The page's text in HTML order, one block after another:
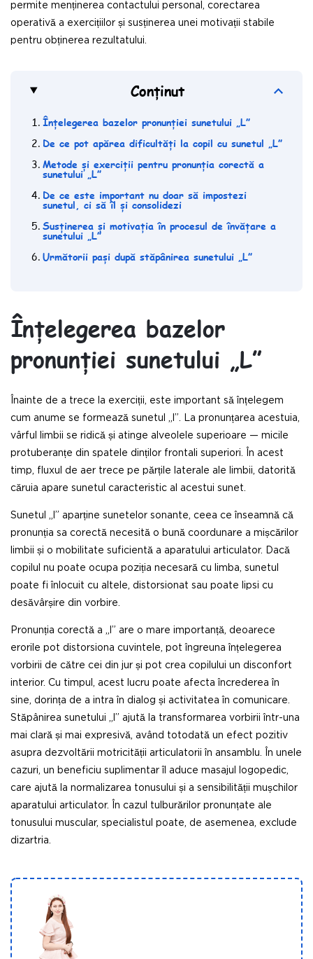
permite menținerea contactului personal, corectarea
operativă a exercițiilor și susținerea unei motivații stabile
pentru obținerea rezultatului.
Conținut
Înțelegerea bazelor pronunției sunetului „L”
De ce pot apărea dificultăți la copil cu sunetul „L”
Metode și exerciții pentru pronunția corectă a
sunetului „L”
De ce este important nu doar să impostezi
sunetul, ci să îl și consolidezi
Susținerea și motivația în procesul de învățare a
sunetului „L”
Următorii pași după stăpânirea sunetului „L”
Înțelegerea bazelor
pronunției sunetului „L”
Înainte de a trece la exerciții, este important să înțelegem
cum anume se formează sunetul „l”. La pronunțarea acestuia,
vârful limbii se ridică și atinge alveolele superioare — micile
protuberanțe din spatele dinților frontali superiori. În acest
timp, fluxul de aer trece pe părțile laterale ale limbii, datorită
căruia apare sunetul caracteristic al acestui sunet.
Sunetul „l” aparține sunetelor sonante, ceea ce înseamnă că
pronunția sa corectă necesită o bună coordunare a mișcărilor
limbii și o mobilitate suficientă a aparatului articulator. Dacă
copilul nu poate ocupa poziția necesară cu limba, sunetul
poate fi înlocuit cu altele, distorsionat sau poate lipsi cu
desăvârșire din vorbire.
Pronunția corectă a „l” are o mare importanță, deoarece
erorile pot distorsiona cuvintele, pot îngreuna înțelegerea
vorbirii de către cei din jur și pot crea copilului un disconfort
interior. Cu timpul, acest lucru poate afecta încrederea în
sine, dorința de a intra în dialog și activitatea în comunicare.
Stăpânirea sunetului „l” ajută la transformarea vorbirii într-una
mai clară și mai expresivă, având totodată un efect pozitiv
asupra dezvoltării motricității articulatorii în ansamblu. În unele
cazuri, un beneficiu suplimentar îl aduce masajul logopedic,
care ajută la normalizarea tonusului și a sensibilității mușchilor
aparatului articulator. În cazul tulburărilor pronunțate ale
tonusului muscular, specialistul poate, de asemenea, exclude
dizartria.